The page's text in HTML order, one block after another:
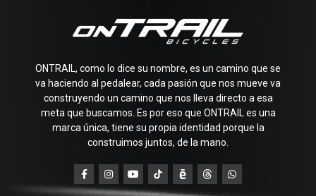
ONTRAIL, como lo dice su nombre, es un camino que se
va haciendo al pedalear, cada pasión que nos mueve va
construyendo un camino que nos lleva directo a esa
meta que buscamos. Es por eso que ONTRAIL es una
marca única, tiene su propia identidad porque la
construimos juntos, de la mano.